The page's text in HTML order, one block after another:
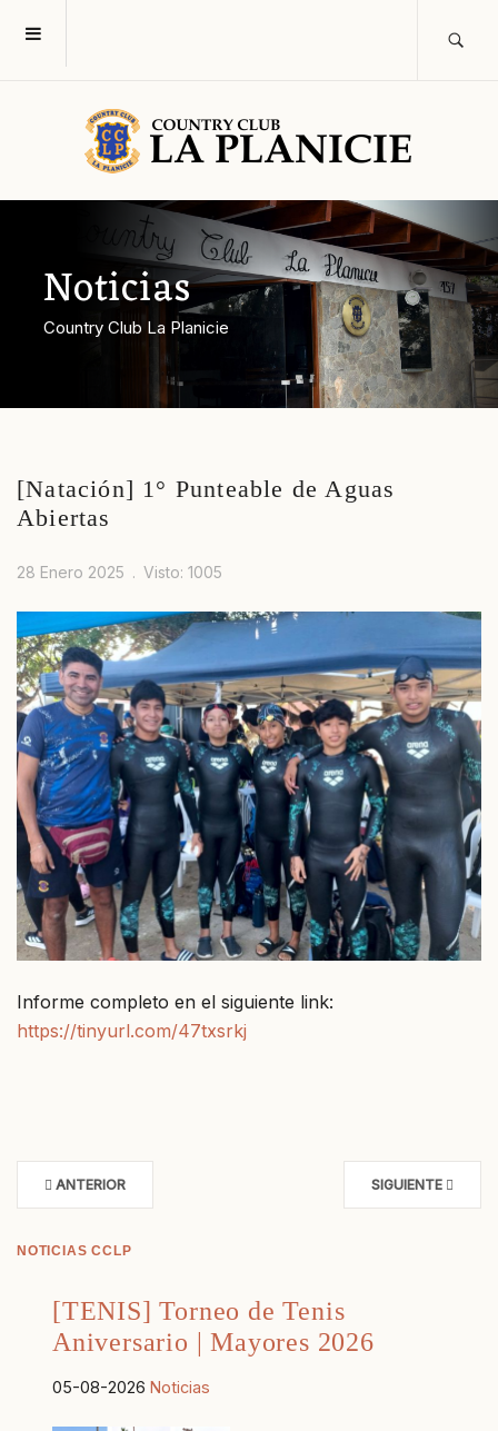
Noticias
Country Club La Planicie
[Natación] 1° Punteable de Aguas
Abiertas
28 Enero 2025 Visto: 1005
Informe completo en el siguiente link:
https://tinyurl.com/47txsrkj
ANTERIOR SIGUIENTE
NOTICIAS CCLP
[TENIS] Torneo de Tenis
Aniversario | Mayores 2026
05-08-2026 Noticias